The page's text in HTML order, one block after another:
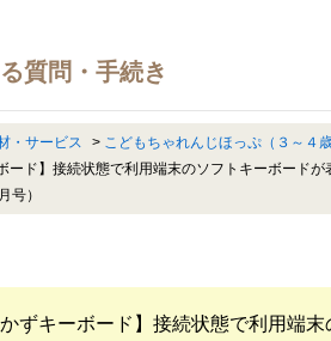
・サービス > こどもちゃれんじほっぷ（３～４歳
ード】接続状態で利用端末のソフトキーボード
号）
ずキーボード】接続状態で利用端